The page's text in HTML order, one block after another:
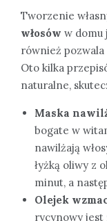
Tworzenie
włosów w domu
również pozwala
Oto kilka
naturalne,
Maska
bogate w
nawilżają
łyżką oliwy z
minut, a
Olejek
rycynowy jest